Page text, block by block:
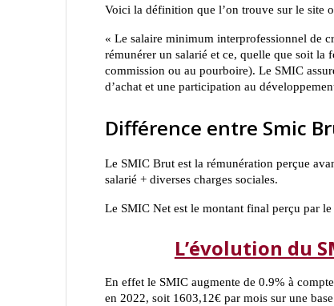
Voici la définition que l’on trouve sur le site
« Le salaire minimum interprofessionnel de
rémunérer un salarié et ce, quelle que soit la
commission ou au pourboire). Le SMIC
d’achat et une participation au
Différence entre Smic
Le SMIC Brut est la rémunération perçue
salarié + diverses charges sociales.
Le SMIC Net est le montant final perçu par
L’évolution du
En effet le SMIC augmente de 0.9% à
en 2022, soit 1603,12€ par mois sur une